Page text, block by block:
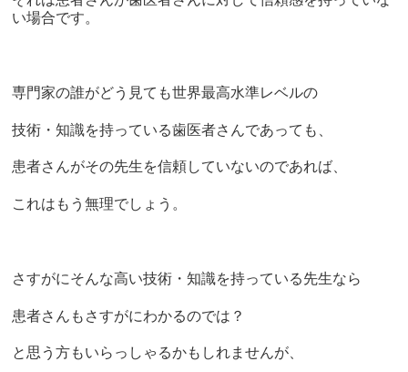
い場合です。
専門家の誰がどう見ても世界最高水準レベルの
技術・知識を持っている歯医者さんであっても、
患者さんがその先生を信頼していないのであれば、
これはもう無理でしょう。
さすがにそんな高い技術・知識を持っている先生なら
患者さんもさすがにわかるのでは？
と思う方もいらっしゃるかもしれませんが、